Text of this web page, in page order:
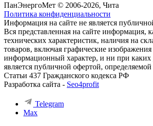
ПанЭнергоМет © 2006-2026, Чита
Политика конфиденциальности
Информация на сайте не является
Вся представленная на сайте информация,
технических характеристик, наличия на
товаров, включая графические
информационный характер, и ни при каких
является публичной офертой,
Статьи 437 Гражданского кодекса РФ
Разработка сайта - Seo4profit
Telegram
Max